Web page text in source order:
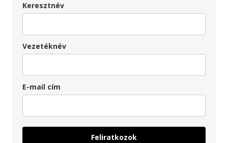
Keresztnév
Vezetéknév
E-mail cím
Feliratkozok